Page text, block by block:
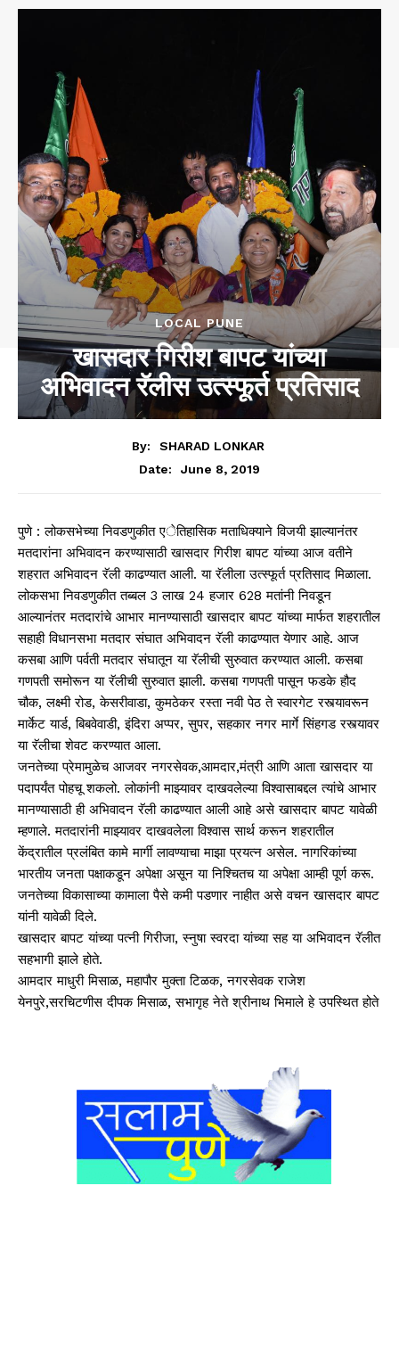
LOCAL PUNE
खासदार गिरीश बापट यांच्या
अभिवादन रॅलीस उत्स्फूर्त प्रतिसाद
By:
SHARAD LONKAR
Date:
June 8, 2019
पुणे : लोकसभेच्या निवडणुकीत एेतिहासिक मताधिक्याने विजयी झाल्यानंतर
मतदारांना अभिवादन करण्यासाठी खासदार गिरीश बापट यांच्या आज वतीने
शहरात अभिवादन रॅली काढण्यात आली. या रॅलीला उत्स्फूर्त प्रतिसाद मिळाला.
लोकसभा निवडणुकीत तब्बल 3 लाख 24 हजार 628 मतांनी निवडून
आल्यानंतर मतदारांचे आभार मानण्यासाठी खासदार बापट यांच्या मार्फत शहरातील
सहाही विधानसभा मतदार संघात अभिवादन रॅली काढण्यात येणार आहे. आज
कसबा आणि पर्वती मतदार संघातून या रॅलीची सुरुवात करण्यात आली. कसबा
गणपती समोरून या रॅलीची सुरुवात झाली. कसबा गणपती पासून फडके हौद
चौक, लक्ष्मी रोड, केसरीवाडा, कुमठेकर रस्ता नवी पेठ ते स्वारगेट रस्त्यावरून
मार्केट यार्ड, बिबवेवाडी, इंदिरा अप्पर, सुपर, सहकार नगर मार्गे सिंहगड रस्त्यावर
या रॅलीचा शेवट करण्यात आला.
जनतेच्या प्रेमामुळेच आजवर नगरसेवक,आमदार,मंत्री आणि आता खासदार या
पदापर्यंत पोहचू शकलो. लोकांनी माझ्यावर दाखवलेल्या विश्वासाबद्दल त्यांचे आभार
मानण्यासाठी ही अभिवादन रॅली काढण्यात आली आहे असे खासदार बापट यावेळी
म्हणाले. मतदारांनी माझ्यावर दाखवलेला विश्वास सार्थ करून शहरातील
केंद्रातील प्रलंबित कामे मार्गी लावण्याचा माझा प्रयत्न असेल. नागरिकांच्या
भारतीय जनता पक्षाकडून अपेक्षा असून या निश्चितच या अपेक्षा आम्ही पूर्ण करू.
जनतेच्या विकासाच्या कामाला पैसे कमी पडणार नाहीत असे वचन खासदार बापट
यांनी यावेळी दिले.
खासदार बापट यांच्या पत्नी गिरीजा, स्नुषा स्वरदा यांच्या सह या अभिवादन रॅलीत
सहभागी झाले होते.
आमदार माधुरी मिसाळ, महापौर मुक्ता टिळक, नगरसेवक राजेश
येनपुरे,सरचिटणीस दीपक मिसाळ, सभागृह नेते श्रीनाथ भिमाले हे उपस्थित होते